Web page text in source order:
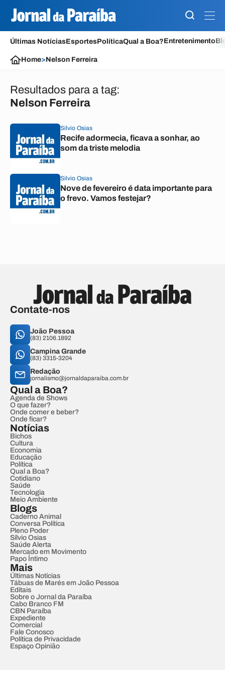
Últimas NotíciasEsportesPolíticaQual a Boa?Entretenimento
Home>Nelson Ferreira
Resultados para a tag:
Nelson Ferreira
Silvio Osias
Recife adormecia, ficava a sonhar, ao
som da triste melodia
Silvio Osias
Nove de fevereiro é data importante para
o frevo. Vamos festejar?
Contate-nos
João Pessoa
(83) 2106.1892
Campina Grande
(83) 3315-3204
Redação
jornalismo@jornaldaparaiba.com.br
Qual a Boa?
Agenda de Shows
O que fazer?
Onde comer e beber?
Onde ficar?
Notícias
Bichos
Cultura
Economia
Educação
Política
Qual a Boa?
Cotidiano
Saúde
Tecnologia
Meio Ambiente
Blogs
Caderno Animal
Conversa Política
Pleno Poder
Sílvio Osias
Saúde Alerta
Mercado em Movimento
Papo Íntimo
Mais
Últimas Notícias
Tábuas de Marés em João Pessoa
Editais
Sobre o Jornal da Paraíba
Cabo Branco FM
CBN Paraíba
Expediente
Comercial
Fale Conosco
Política de Privacidade
Espaço Opinião